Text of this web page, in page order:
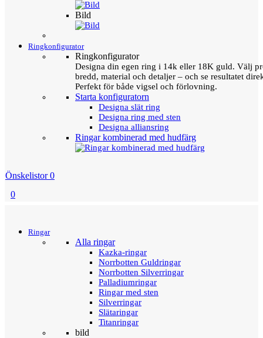
Bild
Ringkonfigurator
Ringkonfigurator
Designa din egen ring i 14k eller 18K guld. Välj
bredd, material och detaljer – och se resultatet
Perfekt för både vigsel och förlovning.
Starta konfiguratorn
Designa slät ring
Designa ring med sten
Designa alliansring
Ringar kombinerad med hudfärg
Önskelistor 0
0
Ringar
Alla ringar
Kazka-ringar
Norrbotten Guldringar
Norrbotten Silverringar
Palladiumringar
Ringar med sten
Silverringar
Slätaringar
Titanringar
bild